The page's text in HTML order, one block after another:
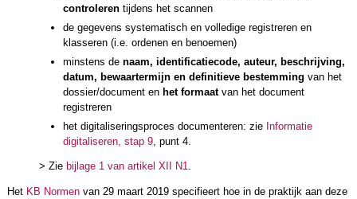
controlerentijdens het scannen
de gegevens systematisch en volledige registreren en
klasseren (i.e. ordenen en benoemen)
minstens de naam, identificatiecode, auteur, beschrijving,
datum, bewaartermijn en definitieve bestemming van het
dossier/document en het formaatvan het document
registreren
het digitaliseringsproces documenteren: zie Informatie
digitaliseren, stap 9, punt 4.
> Zie bijlage 1 van artikel XII N1.
Het KB Normenvan 29 maart 2019 specifieert hoe in de praktijk aan deze